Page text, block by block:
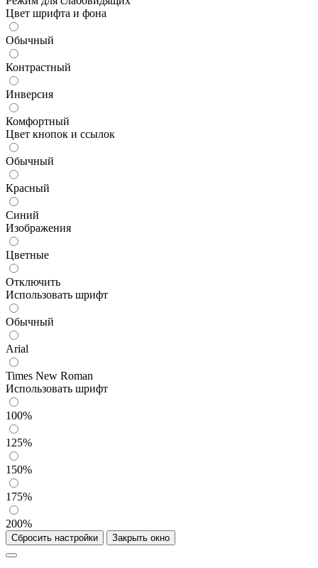
Цвет шрифта и фона
Обычный
Контрастный
Инверсия
Комфортный
Цвет кнопок и ссылок
Обычный
Красный
Синий
Изображения
Цветные
Отключить
Использовать шрифт
Обычный
Arial
Times New Roman
Использовать шрифт
100%
125%
150%
175%
200%
Сбросить настройки Закрыть окно